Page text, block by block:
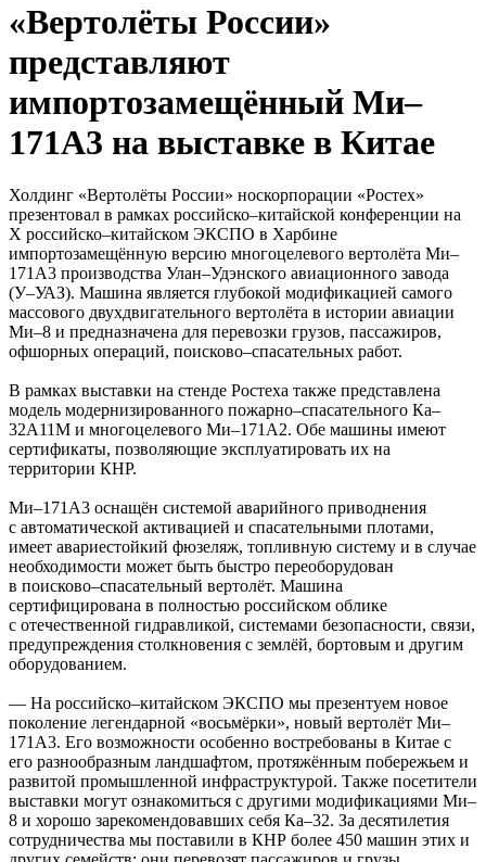
«Вертолёты России»
представляют
импортозамещённый Ми–
171А3 на выставке в Китае
Холдинг «Вертолёты России» носкорпорации «Ростех»
презентовал в рамках российско–китайской конференции на
Х российско–китайском ЭКСПО в Харбине
импортозамещённую версию многоцелевого вертолёта Ми–
171А3 производства Улан–Удэнского авиационного завода
(У–УАЗ). Машина является глубокой модификацией самого
массового двухдвигательного вертолёта в истории авиации
Ми–8 и предназначена для перевозки грузов, пассажиров,
офшорных операций, поисково–спасательных работ.
В рамках выставки на стенде Ростеха также представлена
модель модернизированного пожарно–спасательного Ка–
32А11М и многоцелевого Ми–171А2. Обе машины имеют
сертификаты, позволяющие эксплуатировать их на
территории КНР.
Ми–171А3 оснащён системой аварийного приводнения
с автоматической активацией и спасательными плотами,
имеет авариестойкий фюзеляж, топливную систему и в случае
необходимости может быть быстро переоборудован
в поисково–спасательный вертолёт. Машина
сертифицирована в полностью российском облике
с отечественной гидравликой, системами безопасности, связи,
предупреждения столкновения с землёй, бортовым и другим
оборудованием.
— На российско–китайском ЭКСПО мы презентуем новое
поколение легендарной «восьмёрки», новый вертолёт Ми–
171А3. Его возможности особенно востребованы в Китае с
его разнообразным ландшафтом, протяжённым побережьем и
развитой промышленной инфраструктурой. Также посетители
выставки могут ознакомиться с другими модификациями Ми–
8 и хорошо зарекомендовавших себя Ка–32. За десятилетия
сотрудничества мы поставили в КНР более 450 машин этих и